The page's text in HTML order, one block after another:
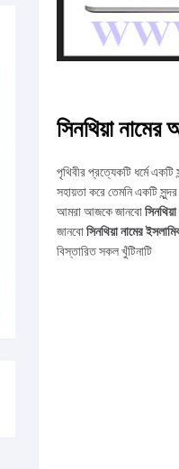
সিনথিয়া
পৃথিবীর প্রত্যেকটি ধর্মে একটি
সহায়তা করে তেমনি একটি
আমরা আজকে জানবো
জানবোসিনথিয়া নামের
বিস্তারিত সকল খুঁটিনাটি